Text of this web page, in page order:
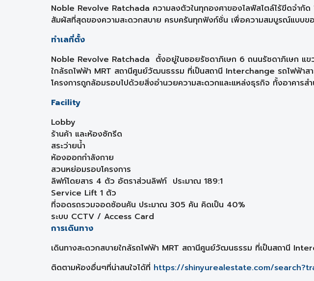
Noble Revolve Ratchada ความลงตัวในทุกองศาของไลฟ์สไตล์ไร้ขีดจำกัด
สัมผัสที่สุดของความสะดวกสบาย ครบครันทุกฟังก์ชั่น เพื่อความสมบูรณ์แบบขอ
ทำเลที่ตั้ง
Noble Revolve Ratchada ตั้งอยู่ในซอยรัชดาภิเษก 6 ถนนรัชดาภิเษก แข
ใกล้รถไฟฟ้า MRT สถานีศูนย์วัฒนธรรม ที่เป็นสถานี Interchange รถไฟฟ้าส
โครงการถูกล้อมรอบไปด้วยสิ่งอำนวยความสะดวกและแหล่งธุรกิจ ทั้งอาคารส
Facility
Lobby
ร้านค้า และห้องซักรีด
สระว่ายน้ำ
ห้องออกกำลังกาย
สวนหย่อมรอบโครงการ
ลิฟท์โดยสาร 4 ตัว อัตราส่วนลิฟท์ ประมาณ 189:1
Service Lift 1 ตัว
ที่จอดรถรวมจอดซ้อนคัน ประมาณ 305 คัน คิดเป็น 40%
ระบบ CCTV / Access Card
การเดินทาง
เดินทางสะดวกสบายใกล้รถไฟฟ้า MRT สถานีศูนย์วัฒนธรรม ที่เป็นสถานี
ติดตามห้องอื่นๆที่น่าสนใจได้ที่ https://shinyurealestate.com/